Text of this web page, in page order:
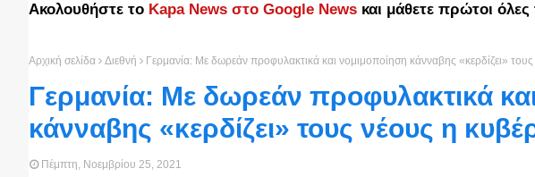
Ακολουθήστε το Kapa News στο Google News και μάθετε πρώτοι όλες
Αρχική σελίδα Διεθνή Γερμανία: Με δωρεάν προφυλακτικά και νομιμοποίηση κάνναβης «κερδίζει»
Γερμανία: Με δωρεάν προφυλακτικά
κάνναβης «κερδίζει» τους νέους η
Πέμπτη, Νοεμβρίου 25, 2021